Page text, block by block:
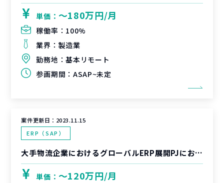
単価： 〜180万円/月
稼働率： 100%
業界： 製造業
勤務地：基本リモート
参画期間： ASAP~未定
案件更新日： 2023.11.15
ERP（SAP）
大手物流企業におけるグローバルERP展開PJにおけるコード管理領域
単価： 〜120万円/月